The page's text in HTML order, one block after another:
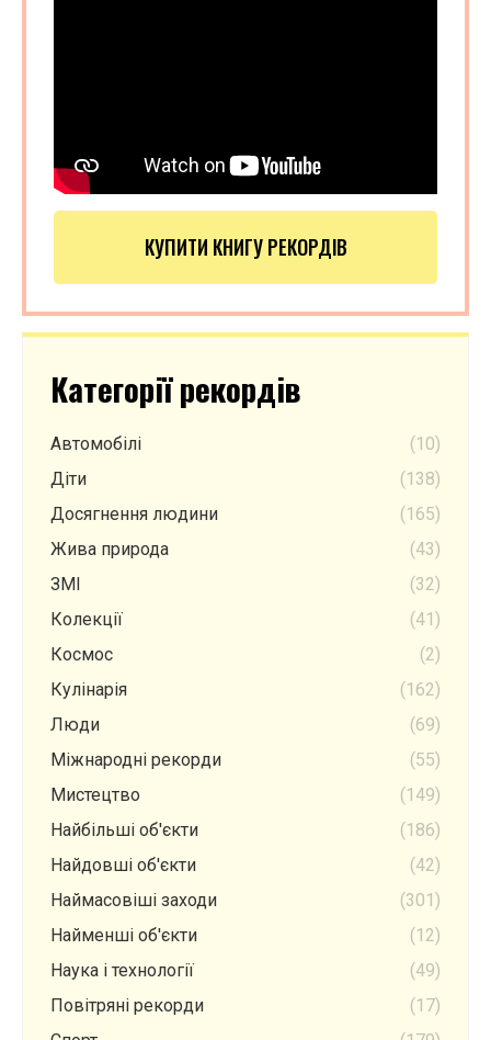
КУПИТИ КНИГУ РЕКОРДІВ
Категорії рекордів
Автомобілі
(10)
Діти
(138)
Досягнення людини
(165)
Жива природа
(43)
ЗМІ
(32)
Колекції
(41)
Космос
(2)
Кулінарія
(162)
Люди
(69)
Міжнародні рекорди
(55)
Мистецтво
(149)
Найбільші об'єкти
(186)
Найдовші об'єкти
(42)
Наймасовіші заходи
(301)
Найменші об'єкти
(12)
Наука і технології
(49)
Повітряні рекорди
(17)